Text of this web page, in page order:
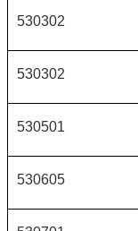
530302
530302
530501
530605